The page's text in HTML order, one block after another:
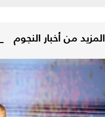
المزيد من أخبار النجوم